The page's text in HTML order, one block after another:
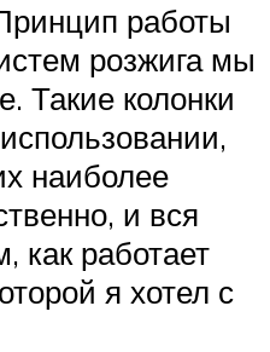
работы
розжига мы
Такие колонки
наиболее
и вся
как работает
я хотел с